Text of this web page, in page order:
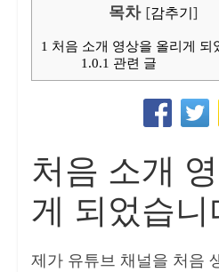
목차 [감추기]
1 처음 소개 영상을 올리게 되
1.0.1 관련 글
처음 소개
게 되었습니
제가 유튜브 채널을 처음